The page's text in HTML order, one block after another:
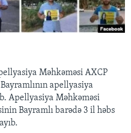
Məhkəməsi AXCP
apellyasiya
Apellyasiya Məhkəməsi
Bayramlı barədə 3 il həbs